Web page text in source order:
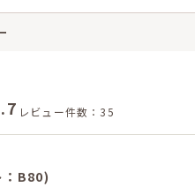
レビュー件数：35
：B80)